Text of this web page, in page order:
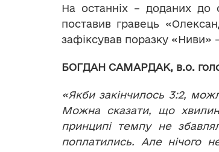
На останніх – доданих до
поставив гравець
зафіксував поразку «Ниви»
БОГДАН САМАРДАК, в.о.
«Якби закінчилось 3:2,
Можна сказати, що
принципі темпу не
поплатились. Але нічого